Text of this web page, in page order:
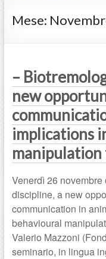
Mese:
–
new
implications
Venerdì 26 novembre
discipline, a new
communication in
behavioural
Valerio Mazzoni
seminario, in lingua